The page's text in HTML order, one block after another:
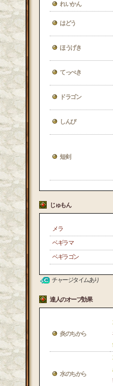
れいかん
はどう
ほうげき
てっぺき
ドラゴン
しんぴ
短剣
じゅもん
メラ
ベギラマ
ベギラゴン
チャージタイムあり
達人のオーブ効果
炎のちから
水のちから